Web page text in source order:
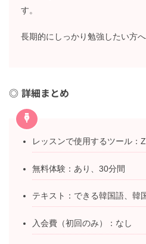
す。
長期的にしっかり勉強したい方
詳細まとめ
レッスンで使用するツール：
無料体験：あり、30分間
テキスト：できる韓国語、韓
入会費（初回のみ）：なし